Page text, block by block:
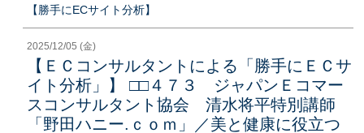
【勝手にECサイト分析】
2025/12/05 (金)
【ＥＣコンサルタントによる「勝手にＥＣサ
イト分析」】 □□４７３ ジャパンＥコマー
スコンサルタント協会 清水将平特別講師
「野田ハニー.ｃｏｍ」／美と健康に役立つ